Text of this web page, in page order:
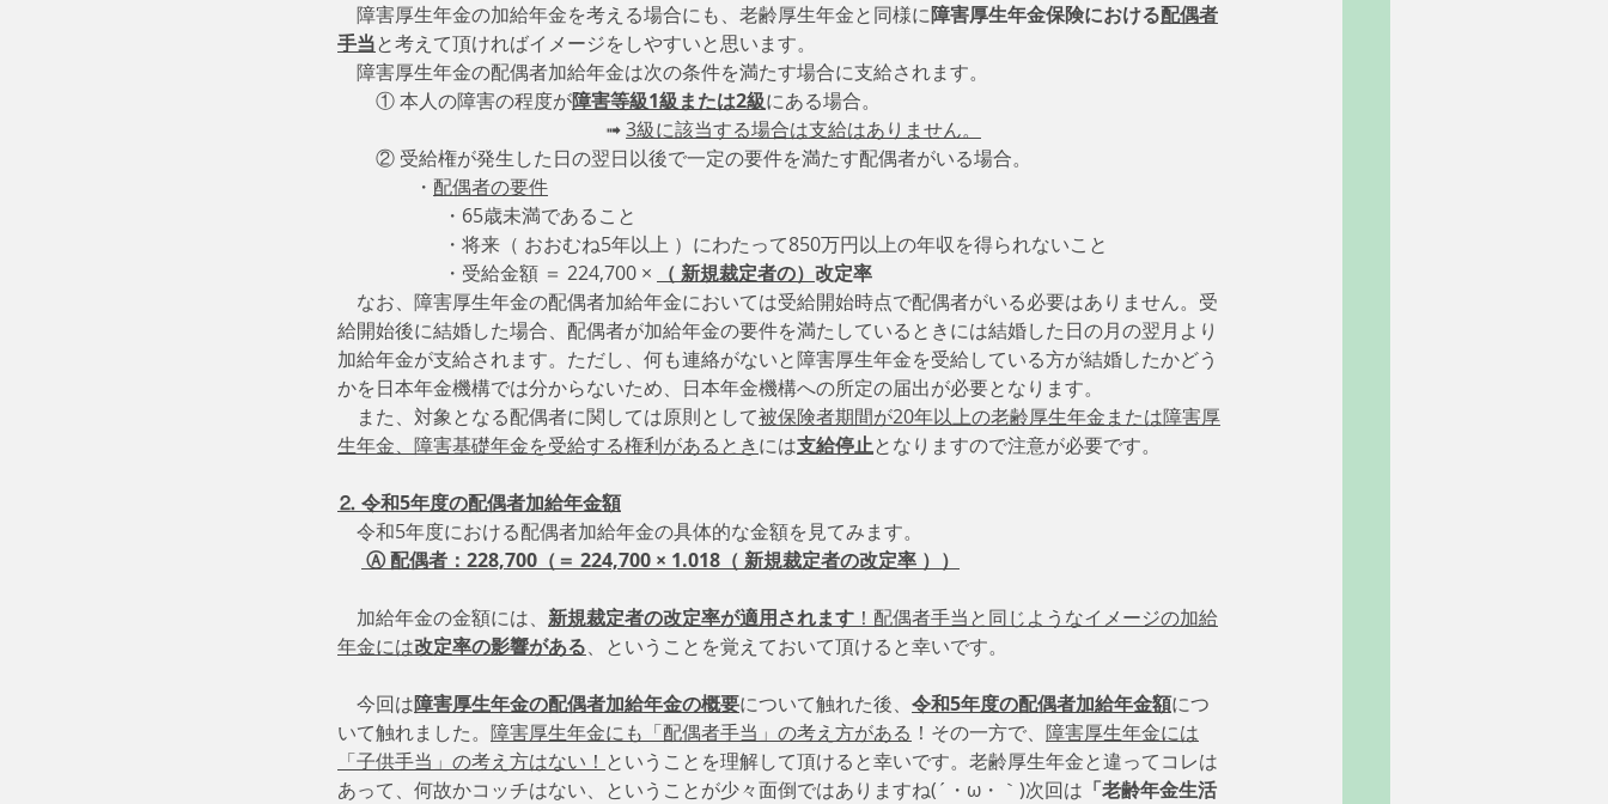
障害厚生年金の加給年金を考える場合にも、老齢厚生年金と同様に障害厚生年金保険における配偶者
手当と考えて頂ければイメージをしやすいと思います。
障害厚生年金の配偶者加給年金は次の条件を満たす場合に支給されます。
① 本人の障害の程度が障害等級1級または2級にある場合。
➟ 3級に該当する場合は支給はありません。
② 受給権が発生した日の翌日以後で一定の要件を満たす配偶者がいる場合。
・ 配偶者の要件
・65歳未満であること
・将来（ おおむね5年以上 ）にわたって850万円以上の年収を得られないこと
・受給金額 ＝ 224,700 ×
（ 新規裁定者の） 改定率
なお、障害厚生年金の配偶者加給年金においては受給開始時点で配偶者がいる必要はありません。受
給開始後に結婚した場合、配偶者が加給年金の要件を満たしているときには結婚した日の月の翌月より
加給年金が支給されます。ただし、何も連絡がないと障害厚生年金を受給している方が結婚したかどう
かを日本年金機構では分からないため、日本年金機構への所定の届出が必要となります。
また、対象となる配偶者に関しては原則として被保険者期間が20年以上の老齢厚生年金または障害厚
生年金、障害基礎年金を受給する権利があるときには支給停止となりますので注意が必要です。
⒉ 令和5年度の配偶者加給年金額
令和5年度における配偶者加給年金の具体的な金額を見てみます。
Ⓐ 配偶者：228,700（＝ 224,700 × 1.018（ 新規裁定者の改定率 ））
加給年金の金額には、 新規裁定者の改定率が適用されます ！配偶者手当と同じようなイメージの加給
年金には改定率の影響がある、ということを覚えておいて頂けると幸いです。
今回は障害厚生年金の配偶者加給年金の概要について触れた後、 令和5年度の配偶者加給年金額につ
いて触れました。 障害厚生年金にも「配偶者手当」の考え方がある ！その一方で、 障害厚生年金には
「子供手当」の考え方はない！ ということを理解して頂けると幸いです。老齢厚生年金と違ってコレは
あって、何故かコッチはない、ということが少々面倒ではありますね(´・ω・｀)次回は 「老齢年金生活